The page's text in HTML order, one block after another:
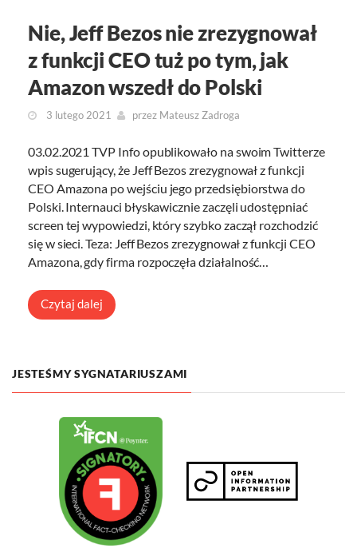
Nie, Jeff Bezos nie zrezygnował
z funkcji CEO tuż po tym, jak
Amazon wszedł do Polski
3 lutego 2021 przez Mateusz Zadroga
03.02.2021 TVP Info opublikowało na swoim Twitterze
wpis sugerujący, że Jeff Bezos zrezygnował z funkcji
CEO Amazona po wejściu jego przedsiębiorstwa do
Polski. Internauci błyskawicznie zaczęli udostępniać
screen tej wypowiedzi, który szybko zaczął rozchodzić
się w sieci. Teza: Jeff Bezos zrezygnował z funkcji CEO
Amazona, gdy firma rozpoczęła działalność…
Czytaj dalej
JESTEŚMY SYGNATARIUSZAMI